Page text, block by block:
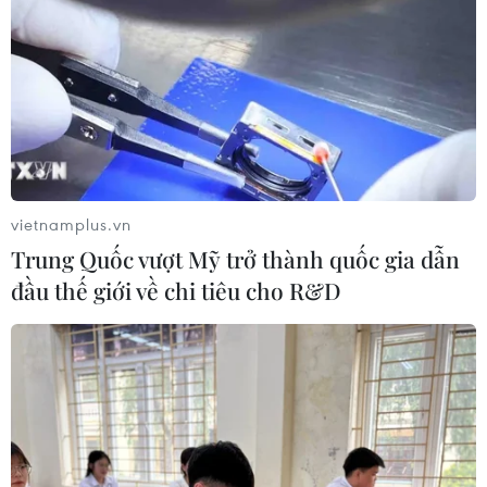
'Chủ tịch Hồ Chí Minh - Người sáng lập
Báo chí Cách mạng Việt Nam'
20/06/2025 10:28
Bảo tàng Hồ Chí Minh (chi nhánh tại thành phố mang
vietnamplus.vn
Trung Quốc vượt Mỹ trở thành quốc gia dẫn
đầu thế giới về chi tiêu cho R&D